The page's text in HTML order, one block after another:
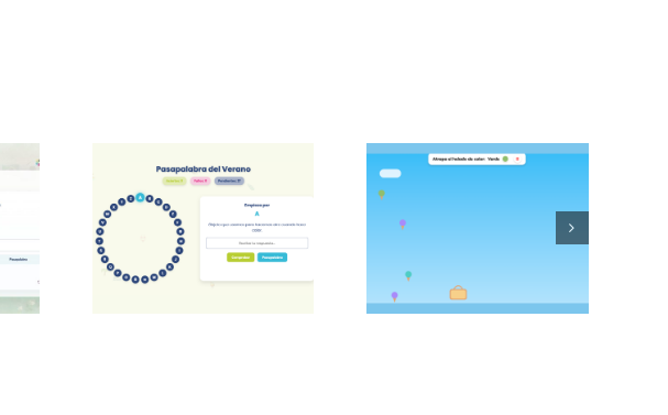
Pasapalabra del
verano
Atrapa el helado